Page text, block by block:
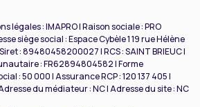
: IMAPRO | Raison sociale : PRO
siège social : Espace Cybèle 1 19 rue Hélène
: 89480458200027 | RCS : SAINT BRIEUC |
: FR62894804582 | Forme
: 50 000 | Assurance RCP : 120 137 405 |
du médiateur : NC | Adresse du site : NC